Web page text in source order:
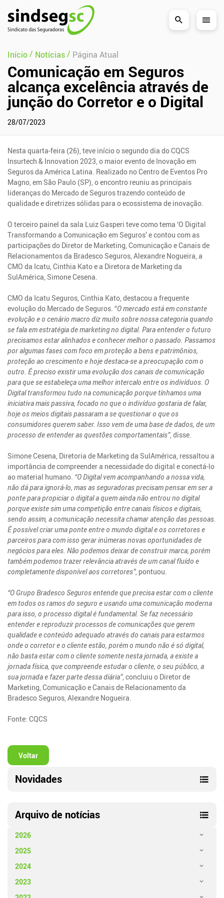
Pular Navegação (s)
Início/ Notícias/ Página Atual
Comunicação em Seguros
alcança excelência através de
junção do Corretor e o Digital
28/07/2023
Nesta quarta-feira (26), teve início o segundo dia do CQCS
Insurtech & Innovation 2023, o maior evento de Inovação em
Seguros da América Latina. Realizado no Centro de Eventos Pro
Magno, em São Paulo (SP), o encontro reuniu as principais
lideranças do Mercado de Seguros trazendo conteúdo de
qualidade e diretrizes sólidas para o ecossistema de inovação.
O terceiro painel da sala Luiz Gasperi teve como tema ‘O Digital
Transformando a Comunicação em Seguros’ e contou com as
participações do Diretor de Marketing, Comunicação e Canais de
Relacionamentos da Bradesco Seguros, Alexandre Nogueira, a
CMO da Icatu, Cinthia Kato e a Diretora de Marketing da
SulAmérica, Simone Cesena.
CMO da Icatu Seguros, Cinthia Kato, destacou a frequente
evolução do Mercado de Seguros. “O mercado está em constante
evolução e o cenário macro diz muito sobre nossa categoria quando
se fala em estratégia de marketing no digital. Para entender o futuro
precisamos estar alinhados e conhecer melhor o passado. Passamos
por algumas fases com foco em proteção a bens e patrimônios,
proteção ao crescimento e hoje destaca-se a preocupação com o
outro. É preciso existir uma evolução dos canais de comunicação
para que se estabeleça uma melhor intercalo entre os indivíduos. O
Digital transformou tudo na comunicação porque tínhamos uma
iniciativa mais passiva, focado no que o indivíduo gostaria de falar,
hoje os meios digitais passaram a se questionar o que os
consumidores querem saber. Isso vem de uma base de dados, de um
processo de entender as questões comportamentais”, disse.
Simone Cesena, Diretoria de Marketing da SulAmérica, ressaltou a
importância de compreender a necessidade do digital e conectá-lo
ao material humano. “O Digital vem acompanhando a nossa vida,
não dá para ignorá-lo, mas as seguradoras precisam pensar em ser a
ponte para propiciar o digital a quem ainda não entrou no digital
porque existe sim uma competição entre canais físicos e digitais,
sendo assim, a comunicação necessita chamar atenção das pessoas.
É possível criar uma ponte entre o mundo digital e os corretores e
parceiros para com isso gerar inúmeras novas oportunidades de
negócios para eles. Não podemos deixar de construir marca, porém
também podemos trazer relevância através de um canal fluído e
completamente disponível aos corretores”, pontuou.
“O Grupo Bradesco Seguros entende que precisa estar com o cliente
em todos os ramos do seguro e usando uma comunicação moderna
para isso, o processo digital é fundamental. Se faz necessário
entender e reproduzir processos de comunicações que gerem
qualidade e conteúdo adequado através do canais para estarmos
onde o corretor e o cliente estão, porém o mundo não é só digital,
não basta estar com o cliente somente nesta jornada, a existe a
jornada física, que compreende estudar o cliente, o seu público, a
sua jornada e fazer parte dessa diária”, concluiu o Diretor de
Marketing, Comunicação e Canais de Relacionamento da
Bradesco Seguros, Alexandre Nogueira.
Fonte: CQCS
Voltar
Novidades
Arquivo de notícias
2026
2025
2024
2023